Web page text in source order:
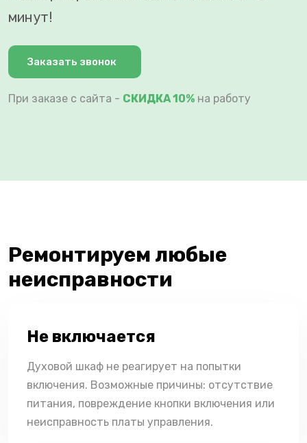
минут!
Заказать звонок
При заказе с сайта - СКИДКА 10% на работу
Ремонтируем любые
неисправности
Не включается
Духовой шкаф не реагирует на попытки
включения. Возможные причины: отсутствие
питания, повреждение кнопки включения или
неисправность платы управления.